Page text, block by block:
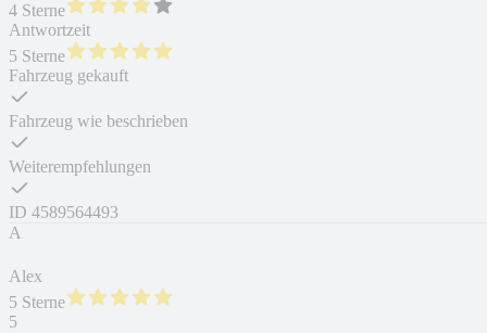
4 Sterne
Antwortzeit
5 Sterne
Fahrzeug gekauft
Fahrzeug wie beschrieben
Weiterempfehlungen
ID 4589564493
A
Alex
5 Sterne
5